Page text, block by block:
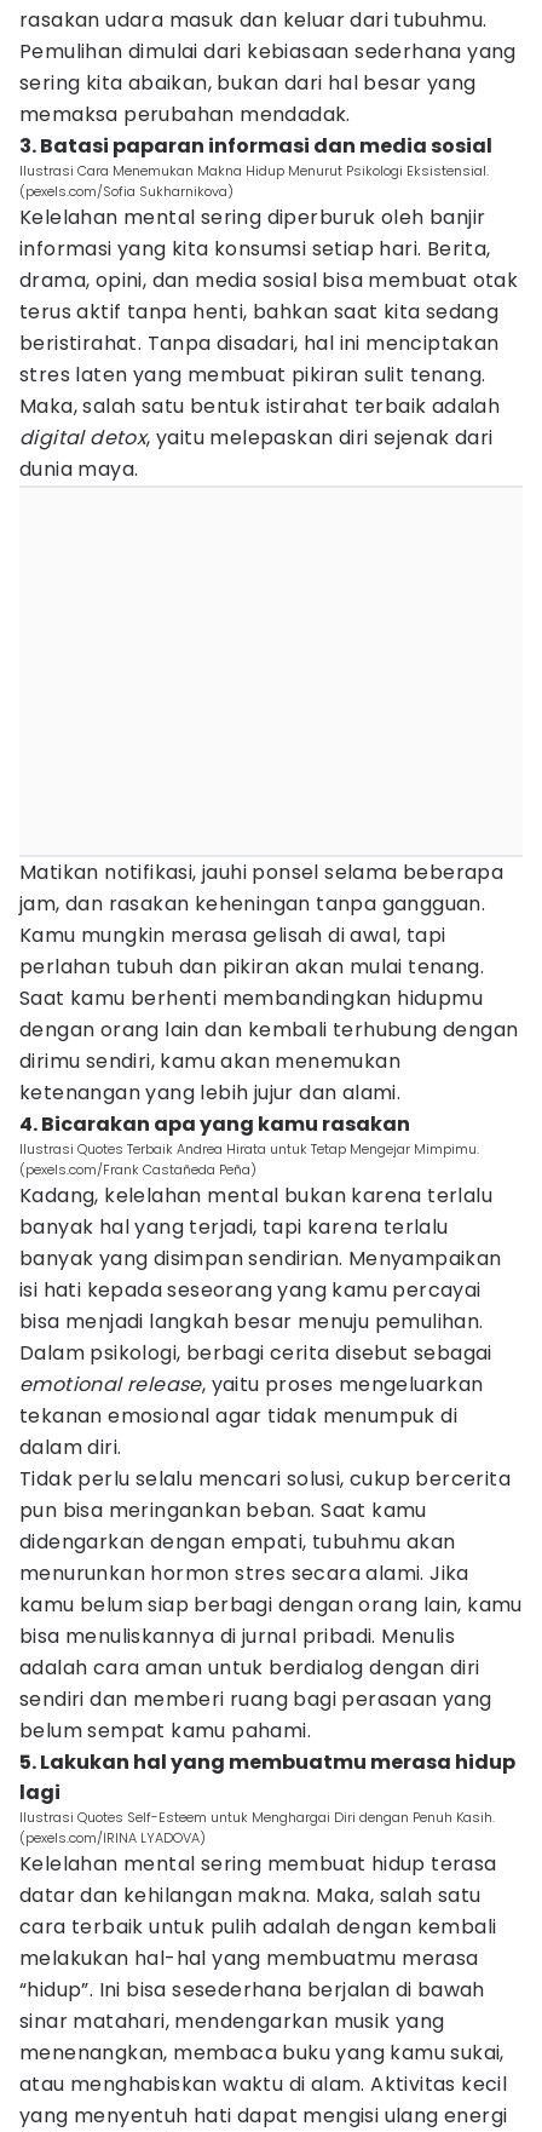
rasakan udara masuk dan keluar dari tubuhmu.
Pemulihan dimulai dari kebiasaan sederhana yang
sering kita abaikan, bukan dari hal besar yang
memaksa perubahan mendadak.
3. Batasi paparan informasi dan media sosial
Ilustrasi Cara Menemukan Makna Hidup Menurut Psikologi Eksistensial.
(pexels.com/Sofia Sukharnikova)
Kelelahan mental sering diperburuk oleh banjir
informasi yang kita konsumsi setiap hari. Berita,
drama, opini, dan media sosial bisa membuat otak
terus aktif tanpa henti, bahkan saat kita sedang
beristirahat. Tanpa disadari, hal ini menciptakan
stres laten yang membuat pikiran sulit tenang.
Maka, salah satu bentuk istirahat terbaik adalah
digital detox, yaitu melepaskan diri sejenak dari
dunia maya.
Matikan notifikasi, jauhi ponsel selama beberapa
jam, dan rasakan keheningan tanpa gangguan.
Kamu mungkin merasa gelisah di awal, tapi
perlahan tubuh dan pikiran akan mulai tenang.
Saat kamu berhenti membandingkan hidupmu
dengan orang lain dan kembali terhubung dengan
dirimu sendiri, kamu akan menemukan
ketenangan yang lebih jujur dan alami.
4. Bicarakan apa yang kamu rasakan
Ilustrasi Quotes Terbaik Andrea Hirata untuk Tetap Mengejar Mimpimu.
(pexels.com/Frank Castañeda Peña)
Kadang, kelelahan mental bukan karena terlalu
banyak hal yang terjadi, tapi karena terlalu
banyak yang disimpan sendirian. Menyampaikan
isi hati kepada seseorang yang kamu percayai
bisa menjadi langkah besar menuju pemulihan.
Dalam psikologi, berbagi cerita disebut sebagai
emotional release, yaitu proses mengeluarkan
tekanan emosional agar tidak menumpuk di
dalam diri.
Tidak perlu selalu mencari solusi, cukup bercerita
pun bisa meringankan beban. Saat kamu
didengarkan dengan empati, tubuhmu akan
menurunkan hormon stres secara alami. Jika
kamu belum siap berbagi dengan orang lain, kamu
bisa menuliskannya di jurnal pribadi. Menulis
adalah cara aman untuk berdialog dengan diri
sendiri dan memberi ruang bagi perasaan yang
belum sempat kamu pahami.
5. Lakukan hal yang membuatmu merasa hidup
lagi
Ilustrasi Quotes Self-Esteem untuk Menghargai Diri dengan Penuh Kasih.
(pexels.com/IRINA LYADOVA)
Kelelahan mental sering membuat hidup terasa
datar dan kehilangan makna. Maka, salah satu
cara terbaik untuk pulih adalah dengan kembali
melakukan hal-hal yang membuatmu merasa
“hidup”. Ini bisa sesederhana berjalan di bawah
sinar matahari, mendengarkan musik yang
menenangkan, membaca buku yang kamu sukai,
atau menghabiskan waktu di alam. Aktivitas kecil
yang menyentuh hati dapat mengisi ulang energi